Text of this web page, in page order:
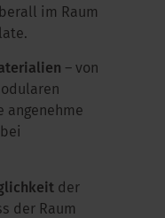
im Raum
– von
angenehme
der
der Raum